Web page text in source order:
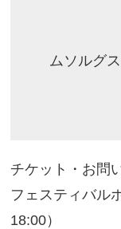
ムソルグ
チケット・お問
フェスティバル
18:00）